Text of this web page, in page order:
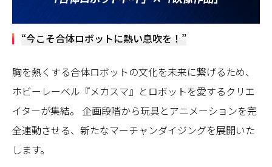
“今こそ合体ロボットに熱い息吹を！”
胸を熱くする合体ロボットの文化を未来に繋げるため、
ホビーレーベル『メカスマ』とロボットを愛するクリエ
イターが集結。 企画段階から玩具とアニメーションを完
全連動させる、新たなマーチャンダイジングを展開いた
します。